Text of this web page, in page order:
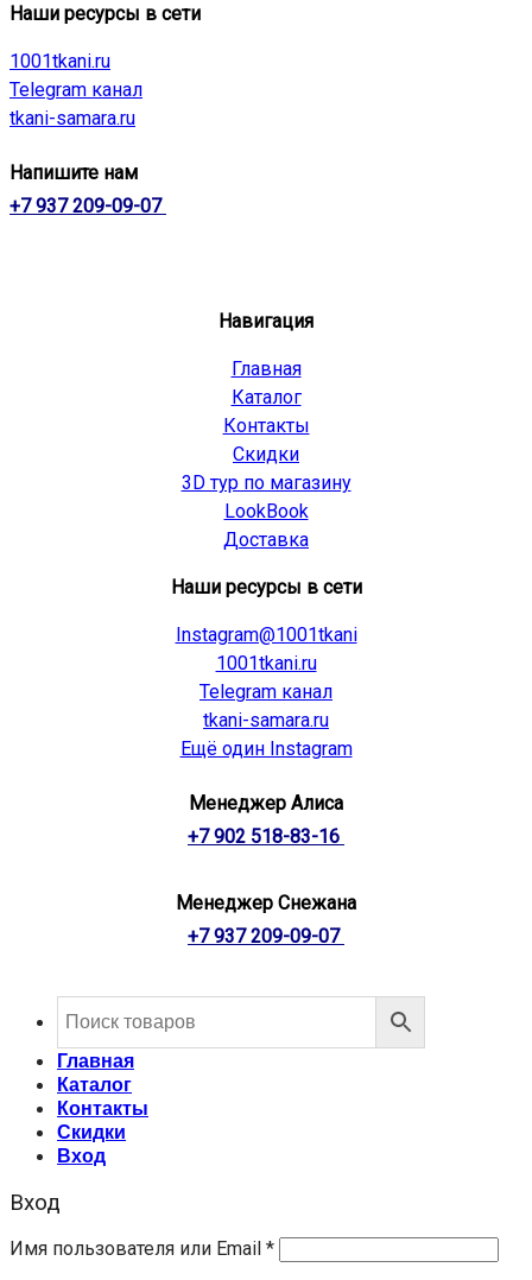
Наши ресурсы в сети
1001tkani.ru
Telegram канал
tkani-samara.ru
Напишите нам
+7 937 209-09-07
Навигация
Главная
Каталог
Контакты
Скидки
3D тур по магазину
LookBook
Доставка
Наши ресурсы в сети
Instagram@1001tkani
1001tkani.ru
Telegram канал
tkani-samara.ru
Ещё один Instagram
Менеджер Алиса
+7 902 518-83-16
Менеджер Снежана
+7 937 209-09-07
Главная
Каталог
Контакты
Скидки
Вход
Вход
Имя пользователя или Email *